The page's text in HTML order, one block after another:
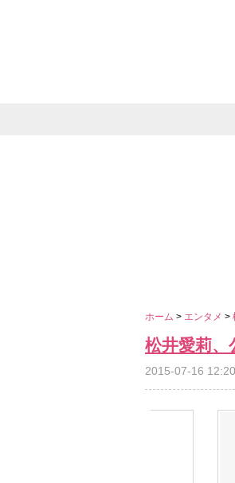
ホーム > エンタメ >
松井愛莉
2015-07-16 12:20